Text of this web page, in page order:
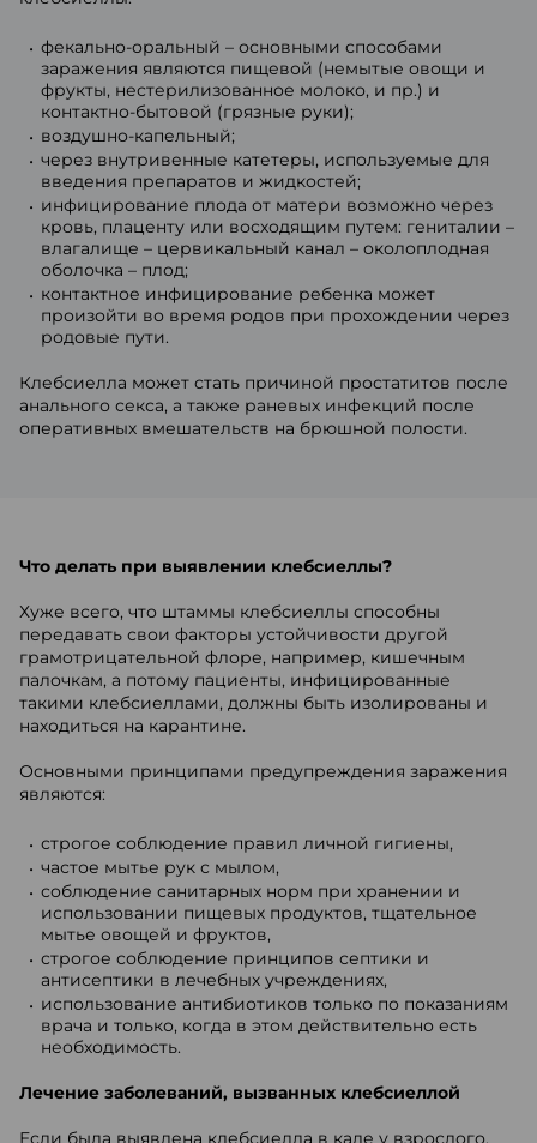
фекально-оральный – основными способами
заражения являются пищевой (немытые овощи и
фрукты, нестерилизованное молоко, и пр.) и
контактно-бытовой (грязные руки);
воздушно-капельный;
через внутривенные катетеры, используемые для
введения препаратов и жидкостей;
инфицирование плода от матери возможно через
кровь, плаценту или восходящим путем: гениталии –
влагалище – цервикальный канал – околоплодная
оболочка – плод;
контактное инфицирование ребенка может
произойти во время родов при прохождении через
родовые пути.
Клебсиелла может стать причиной простатитов после
анального секса, а также раневых инфекций после
оперативных вмешательств на брюшной полости.
Что делать при выявлении клебсиеллы?
Хуже всего, что штаммы клебсиеллы способны
передавать свои факторы устойчивости другой
грамотрицательной флоре, например, кишечным
палочкам, а потому пациенты, инфицированные
такими клебсиеллами, должны быть изолированы и
находиться на карантине.
Основными принципами предупреждения заражения
являются:
строгое соблюдение правил личной гигиены,
частое мытье рук с мылом,
соблюдение санитарных норм при хранении и
использовании пищевых продуктов, тщательное
мытье овощей и фруктов,
строгое соблюдение принципов септики и
антисептики в лечебных учреждениях,
использование антибиотиков только по показаниям
врача и только, когда в этом действительно есть
необходимость.
Лечение заболеваний, вызванных клебсиеллой
Если была выявлена клебсиелла в кале у взрослого,